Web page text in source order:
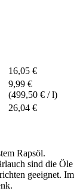
16,05 €
9,99 €
(499,50 € / l)
26,04 €
Rapsöl.
sind die Öle
geeignet. Im